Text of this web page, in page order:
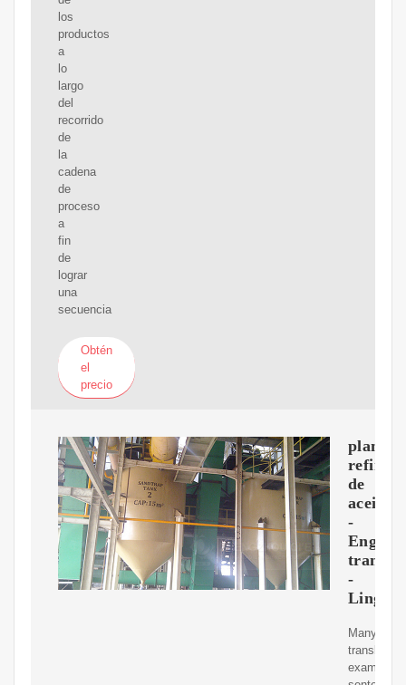
los
productos
a
lo
largo
del
recorrido
de
la
cadena
de
proceso
a
fin
de
lograr
una
secuencia
Obtén
el
precio
planta
de
aceite
-
English
-
Many
translated
example